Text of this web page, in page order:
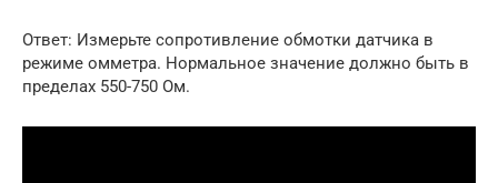
Ответ: Измерьте сопротивление обмотки датчика в
режиме омметра. Нормальное значение должно быть в
пределах 550-750 Ом.